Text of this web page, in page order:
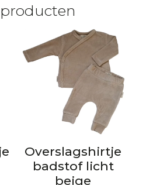
Overslagshirtje
badstof licht
beige